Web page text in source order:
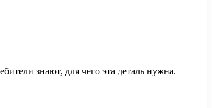
знают, для чего эта деталь нужна.